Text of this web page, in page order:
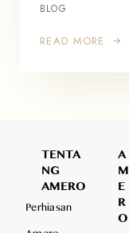
BLOG
READ MORE
TENTA
NG
AMERO
Perhiasan
A
M
E
R
O